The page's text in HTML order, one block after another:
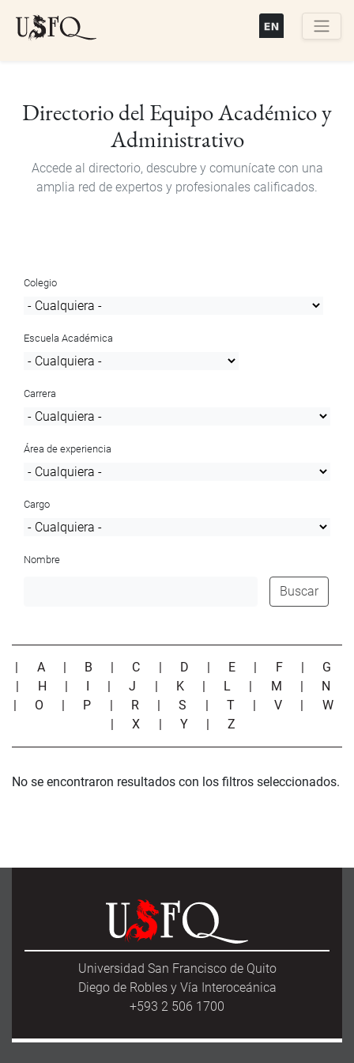
Directorio del Equipo Académico y
Administrativo
Accede al directorio, descubre y comunícate con una
amplia red de expertos y profesionales calificados.
Colegio
Escuela Académica
Carrera
Área de experiencia
Cargo
Nombre
Buscar
| A | B | C | D | E | F | G
| H | I |J | K | L | M | N
| O | P | R |S | T |V | W
|X | Y |Z
No se encontraron resultados con los filtros seleccionados.
Universidad San Francisco de Quito
Diego de Robles y Vía Interoceánica
+593 2 506 1700